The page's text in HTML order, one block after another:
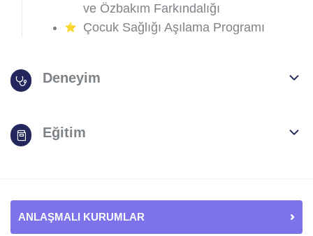
ve Özbakım Farkındalığı
Çocuk Sağlığı Aşılama Programı
Deneyim
Eğitim
ANLAŞMALI KURUMLAR